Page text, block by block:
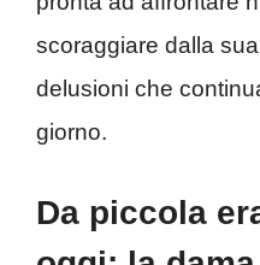
scoraggiare dalla
delusioni che
giorno.
Da piccola